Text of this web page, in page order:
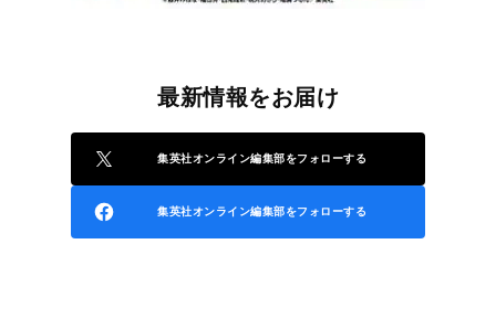
最新情報をお届け
集英社オンライン編集部をフォローする
集英社オンライン編集部をフォローする